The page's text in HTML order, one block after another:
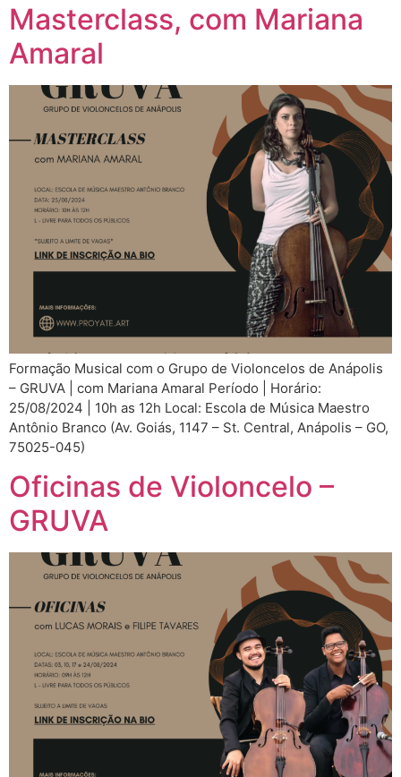
Masterclass, com Mariana
Amaral
Formação Musical com o Grupo de Violoncelos de Anápolis
– GRUVA | com Mariana Amaral Período | Horário:
25/08/2024 | 10h as 12h Local: Escola de Música Maestro
Antônio Branco (Av. Goiás, 1147 – St. Central, Anápolis – GO,
75025-045)
Oficinas de Violoncelo –
GRUVA